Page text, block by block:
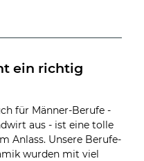
ein richtig
für Männer-Berufe -
aus - ist eine tolle
Anlass. Unsere Berufe-
wurden mit viel